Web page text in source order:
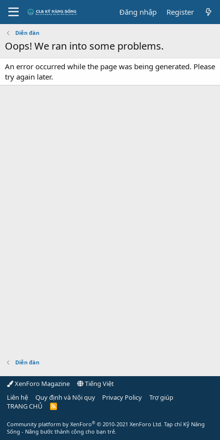
Đăng nhập Register
Diễn đàn
Oops! We ran into some problems.
An error occurred while the page was being generated. Please
try again later.
Diễn đàn
XenForo Magazine
Tiếng Việt
Liên hệ
Quy định và Nội quy Privacy Policy
Trợ giúp
TRANG CHỦ
R
Community platform by XenForo® © 2010-2021 XenForo Ltd. Tạp chí Kỹ Năng
Sống - Nâng bước thành công cho bạn trẻ.